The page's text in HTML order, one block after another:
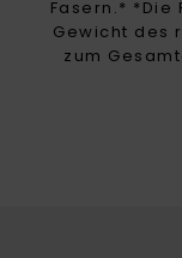
Fasern.*
Gewicht des
zum